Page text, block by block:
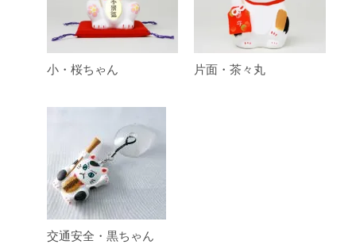
小・桜ちゃん 片面・茶々丸
交通安全・黒ちゃん